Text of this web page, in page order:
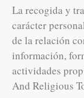
La recogida y
carácter
de la relación
información,
actividades
And Religious